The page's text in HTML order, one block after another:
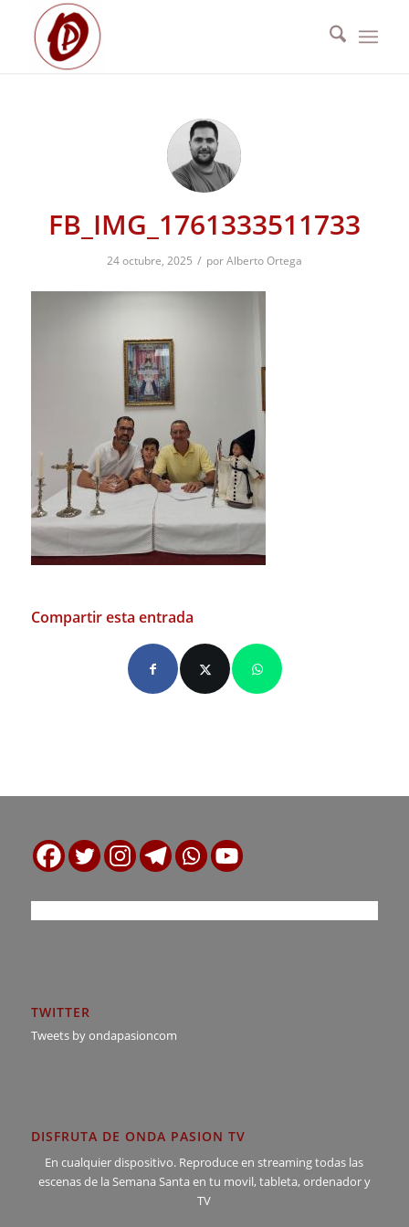
FB_IMG_1761333511733
24 octubre, 2025 / porAlberto Ortega
Compartir esta entrada
TWITTER
Tweets by ondapasioncom
DISFRUTA DE ONDA PASION TV
En cualquier dispositivo. Reproduce en streaming todas las
escenas de la Semana Santa en tu movil, tableta, ordenador y
TV